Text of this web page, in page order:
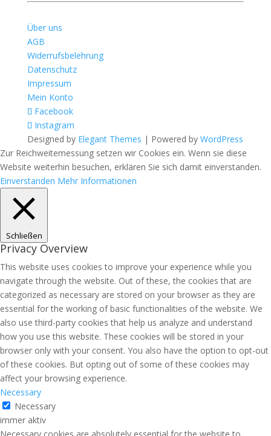
Über uns
AGB
Widerrufsbelehrung
Datenschutz
Impressum
Mein Konto
Facebook
Instagram
Designed by Elegant Themes | Powered by WordPress
Zur Reichweitemessung setzen wir Cookies ein. Wenn sie diese
Website weiterhin besuchen, erklären Sie sich damit einverstanden.
Einverstanden Mehr Informationen
Schließen
Privacy Overview
This website uses cookies to improve your experience while you
navigate through the website. Out of these, the cookies that are
categorized as necessary are stored on your browser as they are
essential for the working of basic functionalities of the website. We
also use third-party cookies that help us analyze and understand
how you use this website. These cookies will be stored in your
browser only with your consent. You also have the option to opt-out
of these cookies. But opting out of some of these cookies may
affect your browsing experience.
Necessary
Necessary
immer aktiv